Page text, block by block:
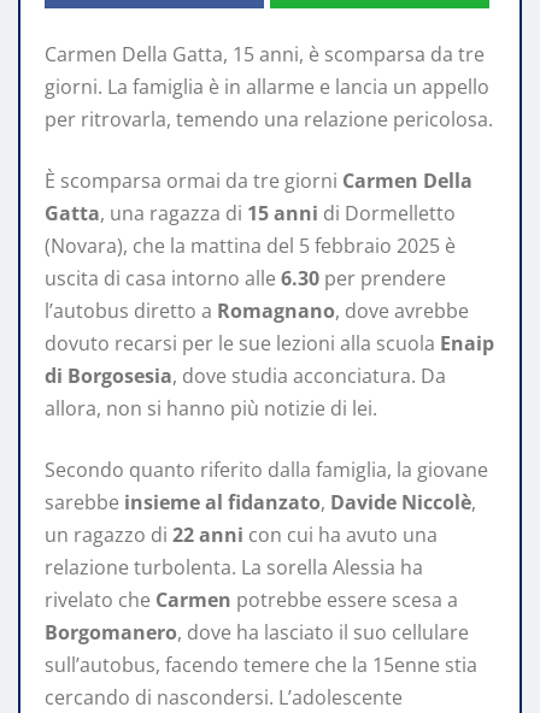
Carmen Della Gatta, 15 anni, è scomparsa da tre
giorni. La famiglia è in allarme e lancia un appello
per ritrovarla, temendo una relazione pericolosa.
È scomparsa ormai da tre giorni Carmen Della
Gatta, una ragazza di 15 anni di Dormelletto
(Novara), che la mattina del 5 febbraio 2025 è
uscita di casa intorno alle 6.30 per prendere
l’autobus diretto a Romagnano, dove avrebbe
dovuto recarsi per le sue lezioni alla scuola Enaip
di Borgosesia, dove studia acconciatura. Da
allora, non si hanno più notizie di lei.
Secondo quanto riferito dalla famiglia, la giovane
sarebbe insieme al fidanzato, Davide Niccolè,
un ragazzo di 22 anni con cui ha avuto una
relazione turbolenta. La sorella Alessia ha
rivelato che Carmen potrebbe essere scesa a
Borgomanero, dove ha lasciato il suo cellulare
sull’autobus, facendo temere che la 15enne stia
cercando di nascondersi. L’adolescente